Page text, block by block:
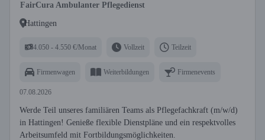
FairCura Ambulanter Pflegedienst
Hattingen
4.050 - 4.550 €/Monat Vollzeit Teilzeit
Firmenwagen Weiterbildungen Firmenevents
07.08.2026
Werde Teil unseres familiären Teams als Pflegefachkraft (m/w/d)
in Hattingen! Genieße flexible Dienstpläne und ein respektvolles
Arbeitsumfeld mit Fortbildungsmöglichkeiten.